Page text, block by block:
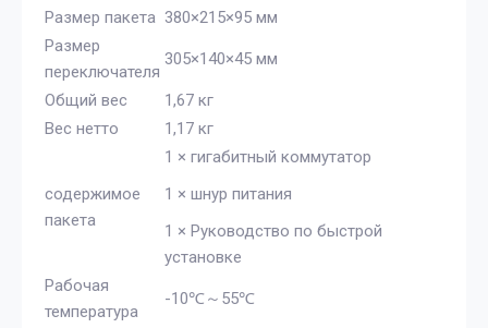
Размер пакета 380×215×95 мм
Размер
переключателя
305×140×45 мм
Общий вес
1,67 кг
Вес нетто
1,17 кг
содержимое
пакета
1 × гигабитный коммутатор
1 × шнур питания
1 × Руководство по быстрой
установке
Рабочая
температура
-10℃～55℃